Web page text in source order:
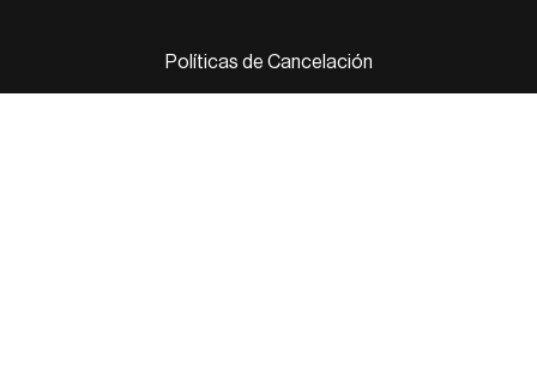
Políticas de Cancelación